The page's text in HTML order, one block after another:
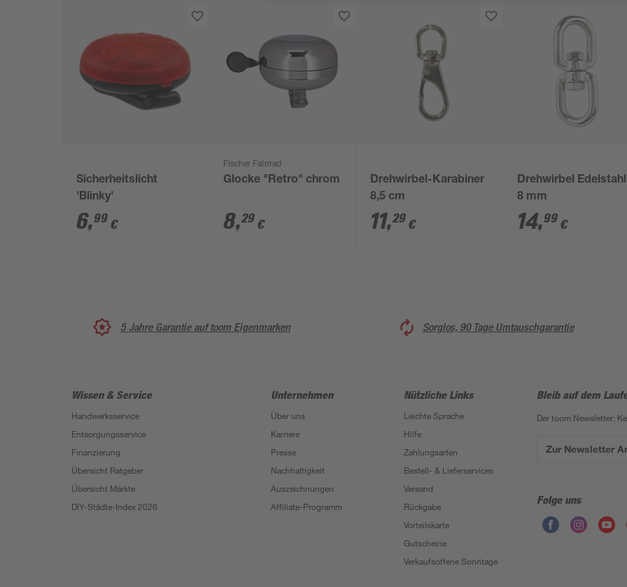
Sicherheitslicht
'Blinky'
6,99 €
Fischer Fahrrad
Glocke "Retro" chrom
8,29 €
Drehwirbel-Karabiner
8,5 cm
11,29 €
Drehwirbel Edelstahl
8 mm
14,99 €
5 Jahre Garantie auf toom Eigenmarken Sorglos, 90 Tage Umtauschgarantie
Wissen & Service
Handwerksservice
Entsorgungsservice
Finanzierung
Übersicht Ratgeber
Übersicht Märkte
DIY-Städte-Index 2026
Unternehmen
Über uns
Karriere
Presse
Nachhaltigkeit
Auszeichnungen
Affiliate-Programm
Nützliche Links
Leichte Sprache
Hilfe
Zahlungsarten
Bestell- & Lieferservices
Versand
Rückgabe
Vorteilskarte
Gutscheine
Verkaufsoffene Sonntage
Bleib auf dem
Der toom Newsletter:
Zur Newsletter
Folge uns